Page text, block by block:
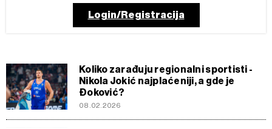
Login/Registracija
Koliko zarađuju regionalni sportisti -
Nikola Jokić najplaćeniji, a gde je
Đoković?
08.02.2026